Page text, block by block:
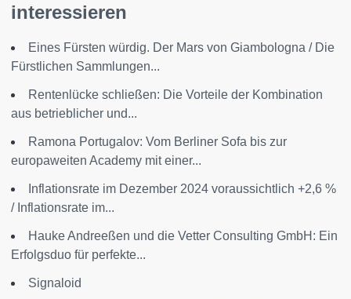
interessieren
Eines Fürsten würdig. Der Mars von Giambologna / Die
Fürstlichen Sammlungen...
Rentenlücke schließen: Die Vorteile der Kombination
aus betrieblicher und...
Ramona Portugalov: Vom Berliner Sofa bis zur
europaweiten Academy mit einer...
Inflationsrate im Dezember 2024 voraussichtlich +2,6 %
/ Inflationsrate im...
Hauke Andreeßen und die Vetter Consulting GmbH: Ein
Erfolgsduo für perfekte...
Signaloid